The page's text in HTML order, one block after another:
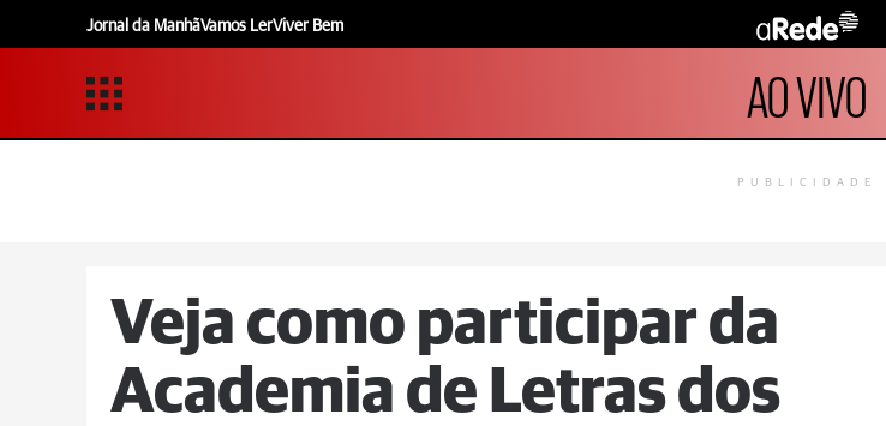
Jornal da ManhãVamos LerViver Bem
AO VIVO
PUBLICIDADE
Veja como participar da
Academia de Letras dos